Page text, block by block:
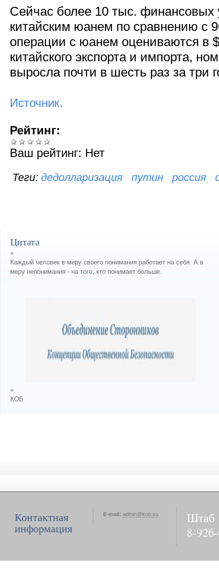
Сейчас более 10 тыс. финансовых
китайским юанем по сравнению с
операции с юанем оцениваются в
китайского экспорта и импорта,
выросла почти в шесть раз за три
Источник.
Рейтинг:
Ваш рейтинг: Нет
дедолларизация путин россия
Цитата
«
Каждый человек в меру своего понимания работает на себя. А в
меру непонимания - на того, кто понимает больше.
»
КОБ
Контактная
информация
E-mail: admin@kob.su
Штаб
8-